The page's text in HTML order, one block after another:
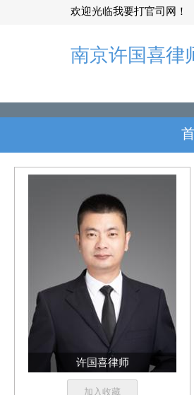
欢迎光临我要打官司网！
南京许国喜律
许国喜律师